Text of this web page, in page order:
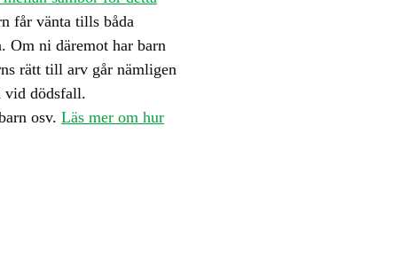
får vänta tills båda
Om ni däremot har barn
rätt till arv går nämligen
vid dödsfall.
osv. Läs mer om hur